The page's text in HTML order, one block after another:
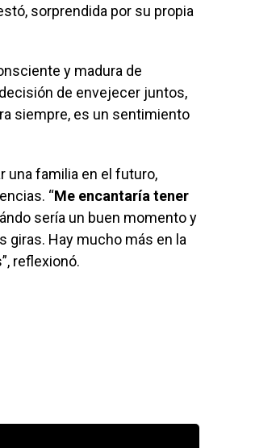
sorprendida por su propia
y madura de
de envejecer juntos,
siempre, es un sentimiento
una familia en el futuro,
“Me encantaría tener
sería un buen momento y
giras. Hay mucho más en la
reflexionó.